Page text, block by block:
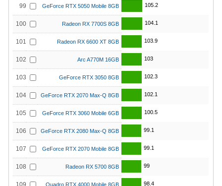
99 GeForce RTX 5050 Mobile 8GB 105.2
100 Radeon RX 7700S 8GB 104.1
101 Radeon RX 6600 XT 8GB 103.9
102 Arc A770M 16GB 103
103 GeForce RTX 3050 8GB 102.3
104 GeForce RTX 2070 Max-Q 8GB 102.1
105 GeForce RTX 3060 Mobile 6GB 100.5
106 GeForce RTX 2080 Max-Q 8GB 99.1
107 GeForce RTX 2070 Mobile 8GB 99.1
108 Radeon RX 5700 8GB 99
109 Quadro RTX 4000 Mobile 8GB 98.4